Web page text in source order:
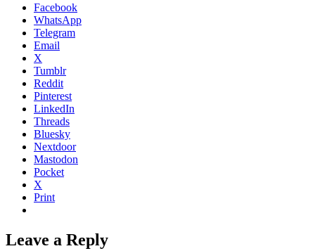
Facebook
WhatsApp
Telegram
Email
X
Tumblr
Reddit
Pinterest
LinkedIn
Threads
Bluesky
Nextdoor
Mastodon
Pocket
X
Print
Leave a Reply